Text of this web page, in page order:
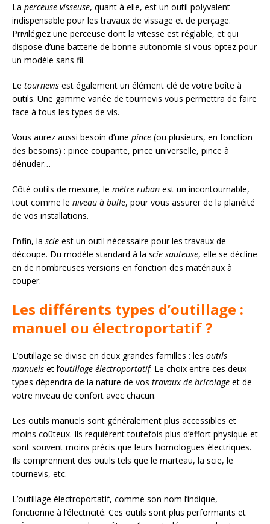
La perceuse visseuse, quant à elle, est un outil polyvalent
indispensable pour les travaux de vissage et de perçage.
Privilégiez une perceuse dont la vitesse est réglable, et qui
dispose d’une batterie de bonne autonomie si vous optez pour
un modèle sans fil.
Le tournevis est également un élément clé de votre boîte à
outils. Une gamme variée de tournevis vous permettra de faire
face à tous les types de vis.
Vous aurez aussi besoin d’une pince (ou plusieurs, en fonction
des besoins) : pince coupante, pince universelle, pince à
dénuder…
Côté outils de mesure, le mètre ruban est un incontournable,
tout comme le niveau à bulle, pour vous assurer de la planéité
de vos installations.
Enfin, la scie est un outil nécessaire pour les travaux de
découpe. Du modèle standard à la scie sauteuse, elle se décline
en de nombreuses versions en fonction des matériaux à
couper.
Les différents types d’outillage :
manuel ou électroportatif ?
L’outillage se divise en deux grandes familles : les outils
manuels et l’outillage électroportatif. Le choix entre ces deux
types dépendra de la nature de vos travaux de bricolage et de
votre niveau de confort avec chacun.
Les outils manuels sont généralement plus accessibles et
moins coûteux. Ils requièrent toutefois plus d’effort physique et
sont souvent moins précis que leurs homologues électriques.
Ils comprennent des outils tels que le marteau, la scie, le
tournevis, etc.
L’outillage électroportatif, comme son nom l’indique,
fonctionne à l’électricité. Ces outils sont plus performants et